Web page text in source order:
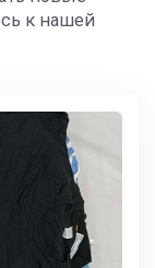
к нашей